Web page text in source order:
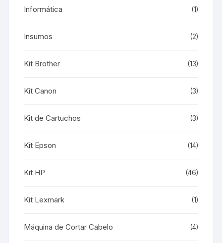
Informática (1)
Insumos (2)
Kit Brother (13)
Kit Canon (3)
Kit de Cartuchos (3)
Kit Epson (14)
Kit HP (46)
Kit Lexmark (1)
Máquina de Cortar Cabelo (4)